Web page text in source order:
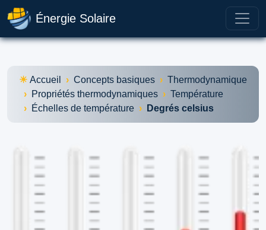
Énergie Solaire
Accueil Concepts basiques
Thermodynamique
Propriétés thermodynamiques
Température
Échelles de température
Degrés celsius